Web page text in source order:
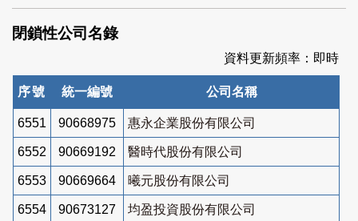
索
閉鎖性公司名錄
資料更新頻率：即時
序號 統一編號 公司名稱
6551 90668975 惠永企業股份有限公司
6552 90669192 醫時代股份有限公司
6553 90669664 曦元股份有限公司
6554 90673127 均盈投資股份有限公司